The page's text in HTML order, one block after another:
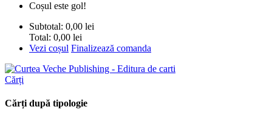
Coșul este gol!
Subtotal: 0,00 lei
Total: 0,00 lei
Vezi coșul Finalizează comanda
Cărți
Cărți după tipologie